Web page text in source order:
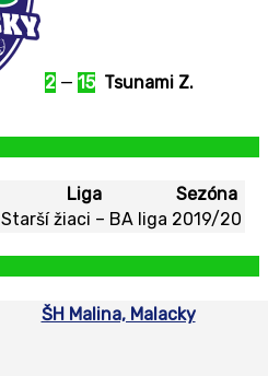
2 — 15 Tsunami Z.
Liga
Sezóna
Starší žiaci – BA liga 2019/20
ŠH Malina, Malacky